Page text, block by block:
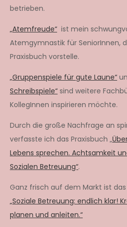
betrieben.
„Atemfreude“ ist mein
Atemgymnastik für SeniorInnen,
Praxisbuch vorstelle.
„Gruppenspiele für gute Laune“
Schreibspiele“ sind weitere
KollegInnen inspirieren möchte.
Durch die große Nachfrage an
verfasste ich das Praxisbuch „
Lebens sprechen. Achtsamkeit
Sozialen Betreuung“.
Ganz frisch auf dem Markt ist
„Soziale Betreuung: endlich klar!
planen und anleiten.“